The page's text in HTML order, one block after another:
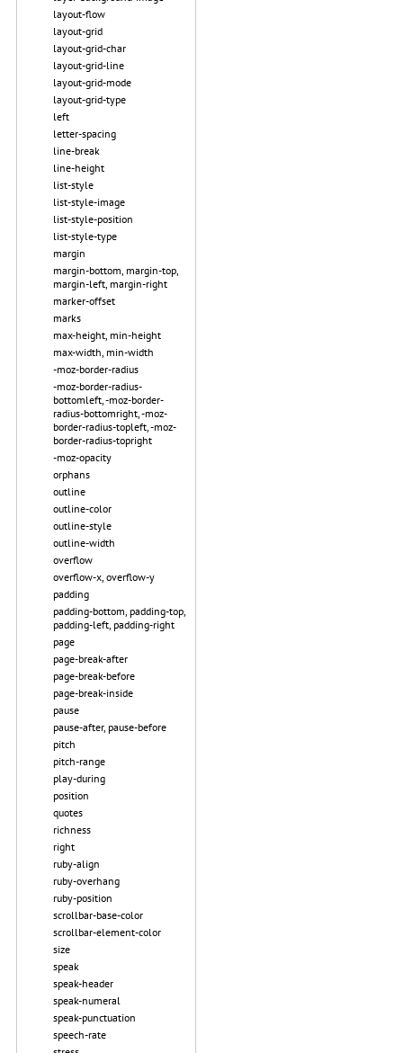
layout-flow
layout-grid
layout-grid-char
layout-grid-line
layout-grid-mode
layout-grid-type
left
letter-spacing
line-break
line-height
list-style
list-style-image
list-style-position
list-style-type
margin
margin-bottom, margin-top,
margin-left, margin-right
marker-offset
marks
max-height, min-height
max-width, min-width
-moz-border-radius
-moz-border-radius-
bottomleft, -moz-border-
radius-bottomright, -moz-
border-radius-topleft, -moz-
border-radius-topright
-moz-opacity
orphans
outline
outline-color
outline-style
outline-width
overflow
overflow-x, overflow-y
padding
padding-bottom, padding-top,
padding-left, padding-right
page
page-break-after
page-break-before
page-break-inside
pause
pause-after, pause-before
pitch
pitch-range
play-during
position
quotes
richness
right
ruby-align
ruby-overhang
ruby-position
scrollbar-base-color
scrollbar-element-color
size
speak
speak-header
speak-numeral
speak-punctuation
speech-rate